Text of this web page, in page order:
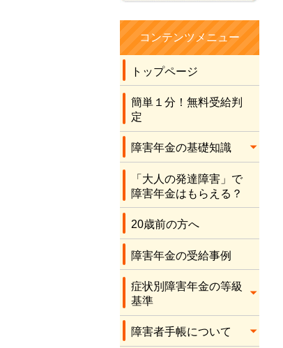
コンテンツメニュー
トップページ
簡単１分！無料受給判
定
障害年金の基礎知識
「大人の発達障害」で
障害年金はもらえる？
20歳前の方へ
障害年金の受給事例
症状別障害年金の等級
基準
障害者手帳について